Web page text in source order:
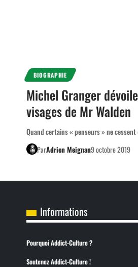
BIOGRAPHIE
Michel Granger
visages de Mr Walden
Quand certains « penseurs » ne
ParAdrien Meignan9 octobre 2019
Informations
Pourquoi Addict-Culture ?
Soutenez Addict-Culture !